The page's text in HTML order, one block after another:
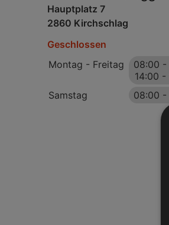
Hauptplatz 7
2860 Kirchschlag
Geschlossen
Montag - Freitag
08:00 -
14:00 -
Samstag
08:00 -